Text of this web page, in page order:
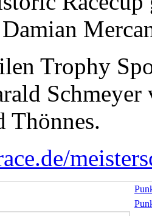
Trophy
Thönnes.